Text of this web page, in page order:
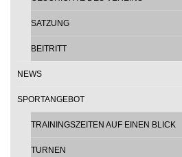
SATZUNG
BEITRITT
NEWS
SPORTANGEBOT
TRAININGSZEITEN AUF EINEN BLICK
TURNEN